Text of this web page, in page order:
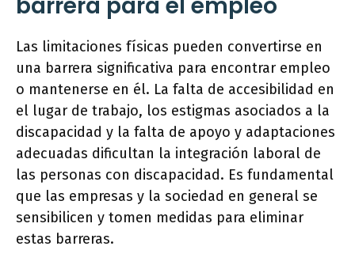
Las limitaciones físicas pueden convertirse en
una barrera significativa para encontrar empleo
o mantenerse en él. La falta de accesibilidad en
el lugar de trabajo, los estigmas asociados a la
discapacidad y la falta de apoyo y adaptaciones
adecuadas dificultan la integración laboral de
las personas con discapacidad. Es fundamental
que las empresas y la sociedad en general se
sensibilicen y tomen medidas para eliminar
estas barreras.